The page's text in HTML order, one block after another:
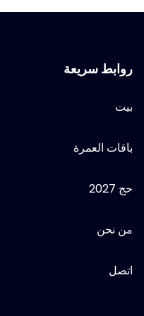
روابط سريعة
بيت
باقات العمرة
حج 2027
من نحن
اتصل